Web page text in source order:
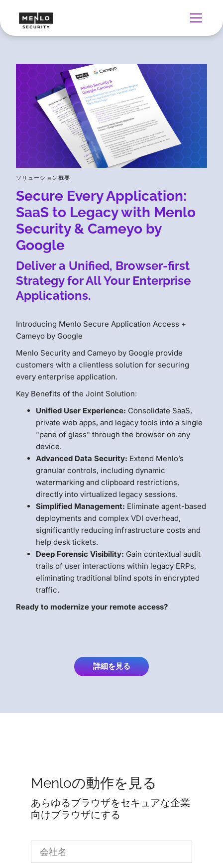
ソリューション概要
Secure Every Application:
SaaS to Legacy with Menlo
Security & Cameyo by
Google
Deliver a Unified, Browser-first
Strategy for All Your Enterprise
Applications.
Introducing Menlo Secure Application Access +
Cameyo by Google
Menlo Security and Cameyo by Google provide
customers with a clientless solution for securing
every enterprise application.
Key Benefits of the Joint Solution:
Unified User Experience: Consolidate SaaS,
private web apps, and legacy tools into a single
"pane of glass" through the browser on any
device.
Advanced Data Security: Extend Menlo’s
granular controls, including dynamic
watermarking and clipboard restrictions,
directly into virtualized legacy sessions.
Simplified Management: Eliminate agent-based
deployments and complex VDI overhead,
significantly reducing infrastructure costs and
help desk tickets.
Deep Forensic Visibility: Gain contextual audit
trails of user interactions within legacy ERPs,
eliminating traditional blind spots in encrypted
traffic.
Ready to modernize your remote access?
詳細を見る
Menloの動作を見る
あらゆるブラウザをセキュアな企業
向けブラウザにする